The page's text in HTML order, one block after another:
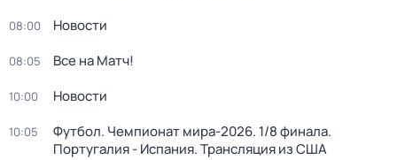
08:00 Новости
08:05 Все на Матч!
10:00 Новости
10:05
Футбол. Чемпионат мира-2026. 1/8 финала.
Португалия - Испания. Трансляция из США